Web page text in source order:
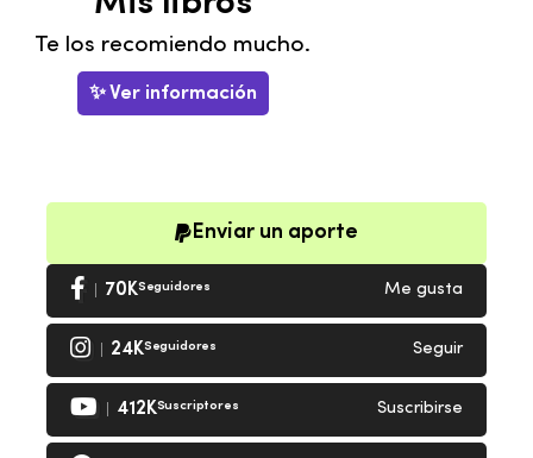
Te los recomiendo mucho.
✨ Ver información
Enviar un aporte
70KSeguidores Me gusta
24KSeguidores Seguir
412KSuscriptores Suscribirse